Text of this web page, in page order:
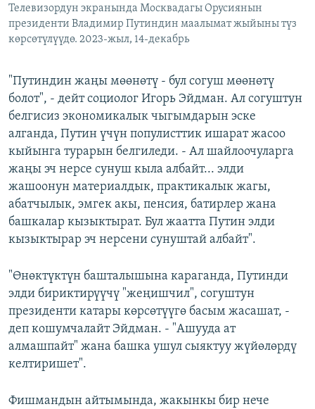
Телевизордун экранында Москвадагы Орусиянын
президенти Владимир Путиндин маалымат жыйыны түз
көрсөтүлүүдө. 2023-жыл, 14-декабрь
"Путиндин жаңы мөөнөтү - бул согуш мөөнөтү
болот", - дейт социолог Игорь Эйдман. Ал согуштун
белгисиз экономикалык чыгымдарын эске
алганда, Путин үчүн популисттик ишарат жасоо
кыйынга турарын белгиледи. - Ал шайлоочуларга
жаңы эч нерсе сунуш кыла албайт... элди
жашоонун материалдык, практикалык жагы,
абатчылык, эмгек акы, пенсия, батирлер жана
башкалар кызыктырат. Бул жаатта Путин элди
кызыктырар эч нерсени сунуштай албайт".
"Өнөктүктүн башталышына караганда, Путинди
элди бириктирүүчү "жеңишчил", согуштун
президенти катары көрсөтүүгө басым жасашат, -
деп кошумчалайт Эйдман. - "Ашууда ат
алмашпайт" жана башка ушул сыяктуу жүйөлөрдү
келтиришет".
Фишмандын айтымында, жакынкы бир нече